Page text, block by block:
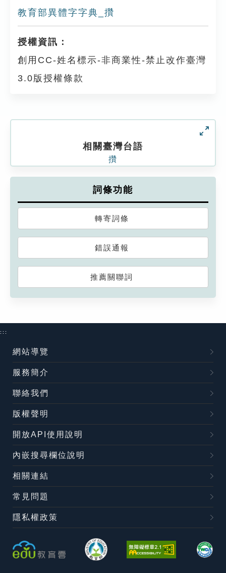
教育部異體字字典_攢
授權資訊：
創用CC-姓名標示-非商業性-禁止改作臺灣
3.0版授權條款
相關臺灣台語
攢
詞條功能
轉寄詞條
錯誤通報
推薦關聯詞
:::
網站導覽
服務簡介
聯絡我們
版權聲明
開放API使用說明
內嵌搜尋欄位說明
相關連結
常見問題
隱私權政策